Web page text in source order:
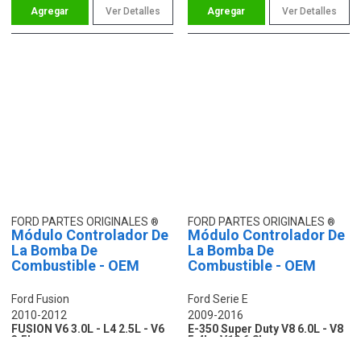
Ver Detalles Ver Detalles
FORD PARTES ORIGINALES
Módulo Controlador De
La Bomba De
Combustible - OEM
Ford Fusion
2010-2012
FUSION V6 3.0L - L4 2.5L - V6
3.5L
FORD PARTES ORIGINALES
Módulo Controlador De
La Bomba De
Combustible - OEM
Ford Serie E
2009-2016
E-350 Super Duty V8 6.0L - V8
5.4L - V10 6.8L